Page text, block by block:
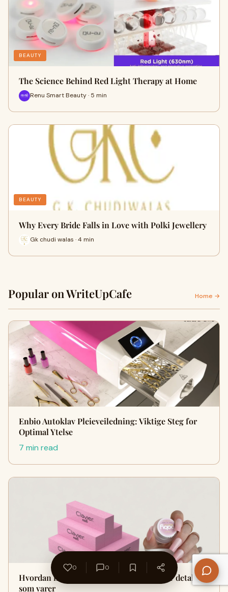
BEAUTY
The Science Behind Red Light Therapy at Home
Renu Smart Beauty · 5 min
BEAUTY
Why Every Bride Falls in Love with Polki Jewellery
Gk chudi walas · 4 min
Popular on WriteUpCafe Home →
Enbio Autoklav Pleieveiledning: Viktige Steg for
Optimal Ytelse
7 min read
Hvordan moderne neglekunstnere skaper detaljer
som varer
0 0